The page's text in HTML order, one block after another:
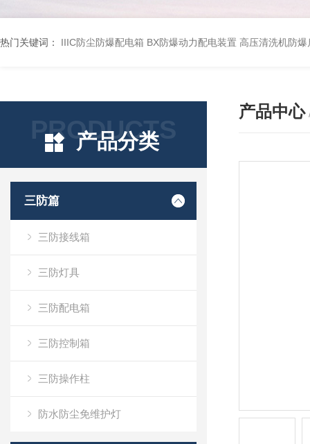
热门关键词： IIIC防尘防爆配电箱 BX防爆动力配电装置 高压清洗机防爆
PRODUCTS
产品分类
三防篇
三防接线箱
三防灯具
三防配电箱
三防控制箱
三防操作柱
防水防尘免维护灯
产品中心